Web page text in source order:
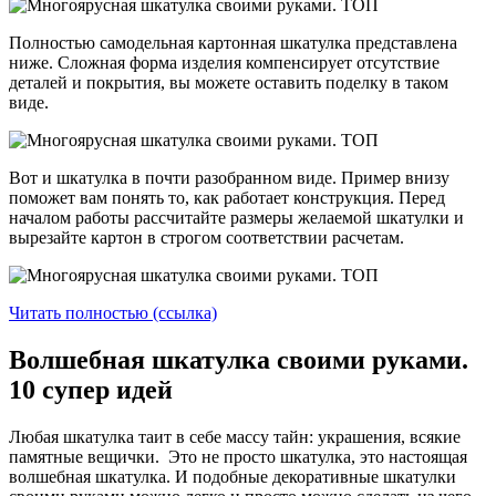
Полностью самодельная картонная шкатулка представлена
ниже. Сложная форма изделия компенсирует отсутствие
деталей и покрытия, вы можете оставить поделку в таком
виде.
Вот и шкатулка в почти разобранном виде. Пример внизу
поможет вам понять то, как работает конструкция. Перед
началом работы рассчитайте размеры желаемой шкатулки и
вырезайте картон в строгом соответствии расчетам.
Читать полностью (ссылка)
Волшебная шкатулка своими руками.
10 супер идей
Любая шкатулка таит в себе массу тайн: украшения, всякие
памятные вещички. Это не просто шкатулка, это настоящая
волшебная шкатулка. И подобные декоративные шкатулки